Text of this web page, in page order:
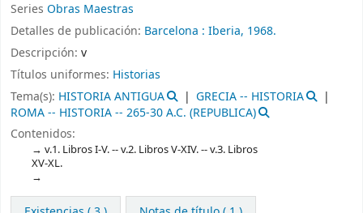
Series Obras Maestras
Detalles de publicación: Barcelona : Iberia, 1968.
Descripción: v
Títulos uniformes: Historias
Tema(s): HISTORIA ANTIGUA
GRECIA -- HISTORIA
ROMA -- HISTORIA -- 265-30 A.C. (REPUBLICA)
Contenidos:
v.1. Libros I-V. -- v.2. Libros V-XIV. -- v.3. Libros
XV-XL.